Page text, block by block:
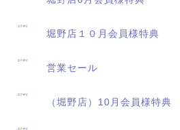
堀野店１０月会員様特典
営業セール
（堀野店）10月会員様特典